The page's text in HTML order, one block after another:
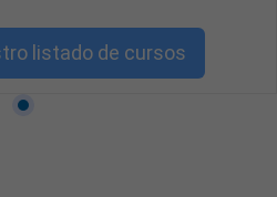
listado de cursos